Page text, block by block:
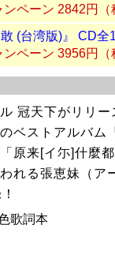
ンペーン 2842円（
敢 (台湾版)』 CD全
ンペーン 3956円（
冠天下がリリ
ベストアルバ
「原来[イ尓]什麼
れる張恵妹（ア
歌詞本